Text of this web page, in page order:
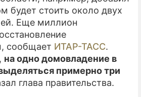
будет стоить около двух
Еще миллион
сообщает ИТАР-ТАСС.
на одно домовладение в
примерно три
глава правительства.